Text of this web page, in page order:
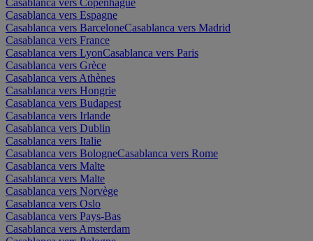
Casablanca vers Espagne
Casablanca vers BarceloneCasablanca vers Madrid
Casablanca vers France
Casablanca vers LyonCasablanca vers Paris
Casablanca vers Grèce
Casablanca vers Athènes
Casablanca vers Hongrie
Casablanca vers Budapest
Casablanca vers Irlande
Casablanca vers Dublin
Casablanca vers Italie
Casablanca vers BologneCasablanca vers Rome
Casablanca vers Malte
Casablanca vers Malte
Casablanca vers Norvège
Casablanca vers Oslo
Casablanca vers Pays-Bas
Casablanca vers Amsterdam